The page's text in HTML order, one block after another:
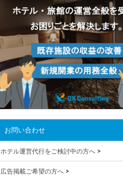
お問い合わせ
ホテル運営代行をご検討中の方へ >
広告掲載ご希望の方へ >